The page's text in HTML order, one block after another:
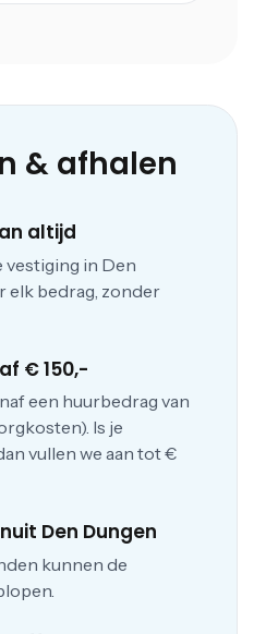
& afhalen
altijd
vestiging in Den
elk bedrag, zonder
€ 150,-
een huurbedrag van
Is je
vullen we aan tot €
Den Dungen
kunnen de